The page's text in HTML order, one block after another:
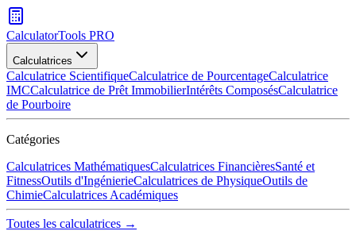
CalculatorTools PRO
Calculatrices
Calculatrice ScientifiqueCalculatrice de PourcentageCalculatrice
IMCCalculatrice de Prêt ImmobilierIntérêts ComposésCalculatrice
de Pourboire
Catégories
Calculatrices MathématiquesCalculatrices FinancièresSanté et
FitnessOutils d'IngénierieCalculatrices de PhysiqueOutils de
ChimieCalculatrices Académiques
Toutes les calculatrices →